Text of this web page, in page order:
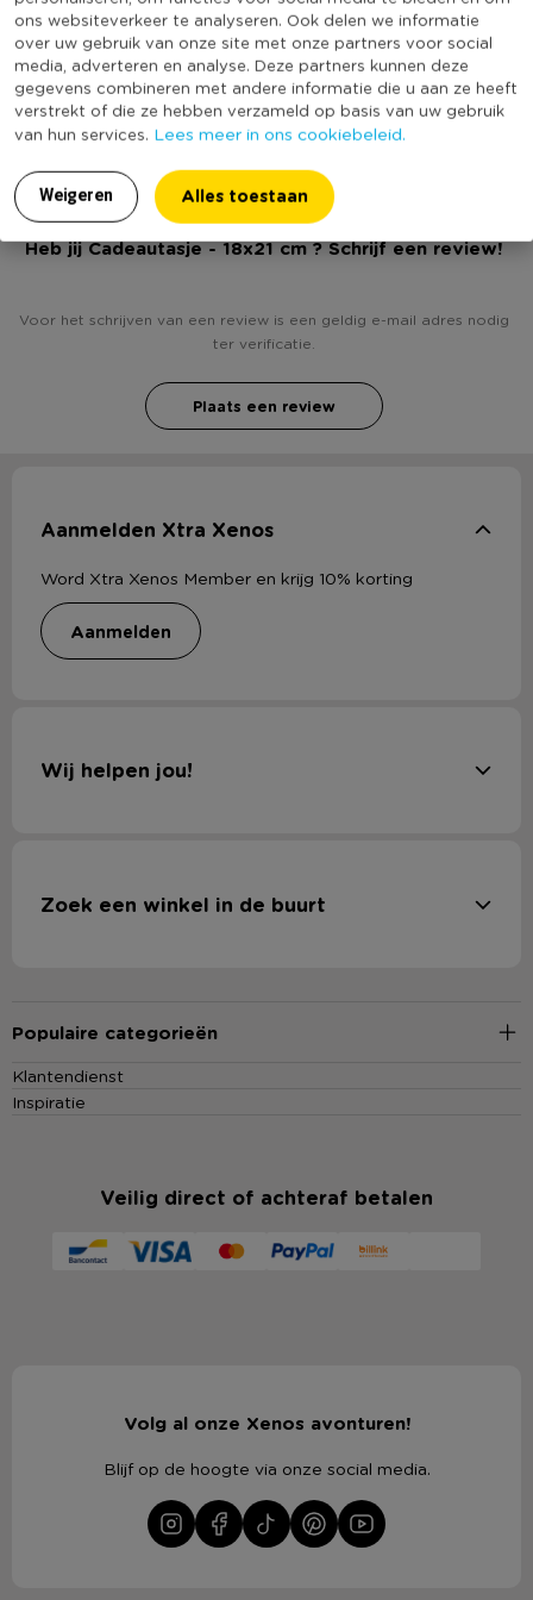
ons websiteverkeer te analyseren. Ook delen we informatie
over uw gebruik van onze site met onze partners voor social
media, adverteren en analyse. Deze partners kunnen deze
gegevens combineren met andere informatie die u aan ze heeft
verstrekt of die ze hebben verzameld op basis van uw gebruik
van hun services. Lees meer in ons cookiebeleid.
Weigeren Alles toestaan
* Afmeting: 18x21 cm
* Gemaakt van papier
Minimale bestelhoeveelheid
4
Productlengte (cm)
8
Duurzaamheidsscore
(Nog) geen score
bekend
Heb jij Cadeautasje - 18x21 cm ? Schrijf een review!
Voor het schrijven van een review is een geldig e-mail adres nodig
ter verificatie.
Plaats een review
Aanmelden Xtra Xenos
Word Xtra Xenos Member en krijg 10% korting
aanmelden
Wij helpen jou!
Zoek een winkel in de buurt
Populaire categorieën
Klantendienst
Inspiratie
Veilig direct of achteraf betalen
Volg al onze Xenos avonturen!
Blijf op de hoogte via onze social media.